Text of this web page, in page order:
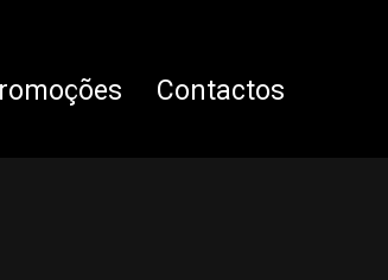
Contactos